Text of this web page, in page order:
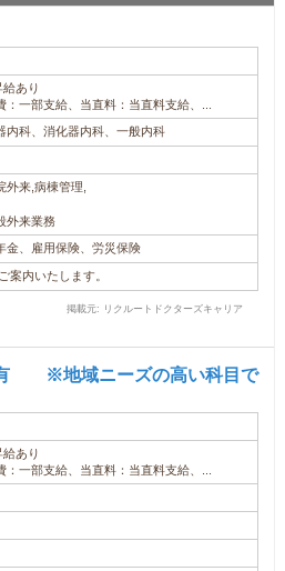
あり
一部支給、当直料：当直料支給、...
内科、消化器内科、一般内科
外来,病棟管理,
外来業務
金、雇用保険、労災保険
案内いたします。
掲載元: リクルートドクターズキャリア
※地域ニーズの高い科目で
あり
一部支給、当直料：当直料支給、...